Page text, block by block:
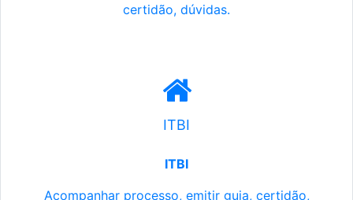
certidão, dúvidas.
ITBI
ITBI
Acompanhar processo, emitir guia, certidão,